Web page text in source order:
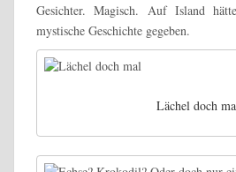
Gesichter. Magisch. Auf Island
mystische Geschichte gegeben.
Lächel doch